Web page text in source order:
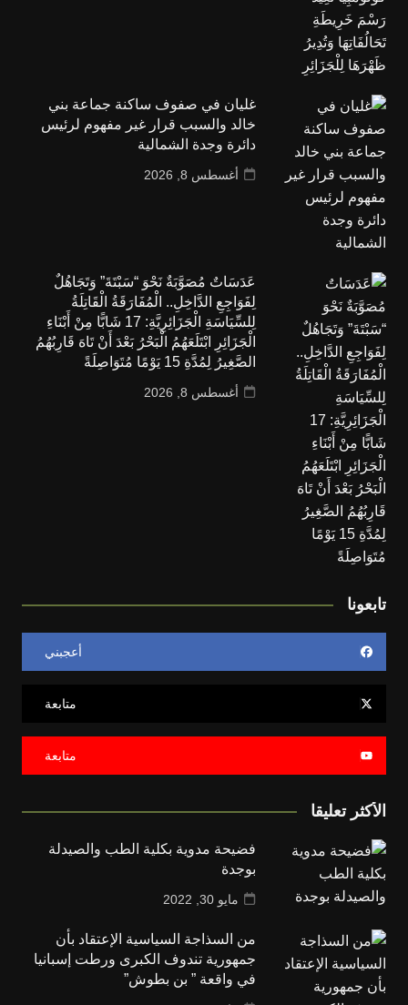
غليان في صفوف ساكنة جماعة بني
خالد والسبب قرار غير مفهوم لرئيس
دائرة وجدة الشمالية
أغسطس 8, 2026
عَدَسَاتٌ مُصَوَّبَةٌ نَحْوَ “سَبْتَةَ” وَتَجَاهُلٌ
لِفَوَاجِعِ الدَّاخِلِ.. الْمُفَارَقَةُ الْقَاتِلَةُ
لِلسِّيَاسَةِ الْجَزَائِرِيَّةِ: 17 شَابًّا مِنْ أَبْنَاءِ
الْجَزَائِرِ ابْتَلَعَهُمُ الْبَحْرُ بَعْدَ أَنْ تَاهَ قَارِبُهُمُ
الصَّغِيرُ لِمُدَّةِ 15 يَوْمًا مُتَوَاصِلَةً
أغسطس 8, 2026
تابعونا
أعجبني
متابعة
متابعة
الأكثر تعليقا
فضيحة مدوية بكلية الطب والصيدلة
بوجدة
مايو 30, 2022
من السذاجة السياسية الإعتقاد بأن
جمهورية تندوف الكبرى ورطت إسبانيا
في واقعة ” بن بطوش”